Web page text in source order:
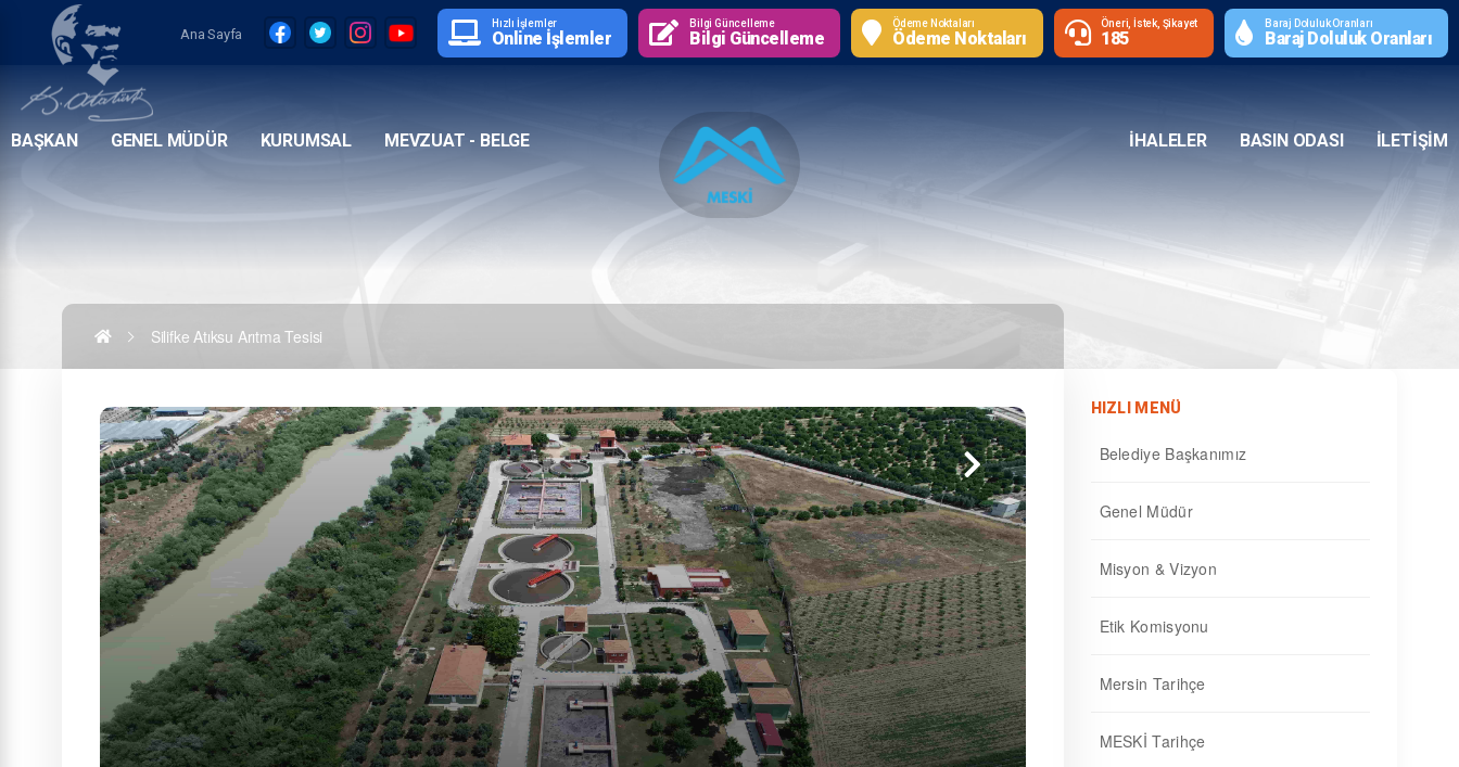
Ana Sayfa
Hızlı İşlemler
Online İşlemler
Bilgi Güncelleme
Bilgi Güncelleme
Ödeme Noktaları
Ödeme Noktaları
Öneri, İstek, Şikayet
185
Baraj Doluluk Oranları
Baraj Doluluk Oranları
BAŞKAN GENEL MÜDÜR KURUMSAL MEVZUAT - BELGE İHALELER BASIN ODASI İLETIŞIM
Silifke Atıksu Arıtma Tesisi
HIZLI MENÜ
Belediye Başkanımız
Genel Müdür
Misyon & Vizyon
Etik Komisyonu
Mersin Tarihçe
MESKİ Tarihçe